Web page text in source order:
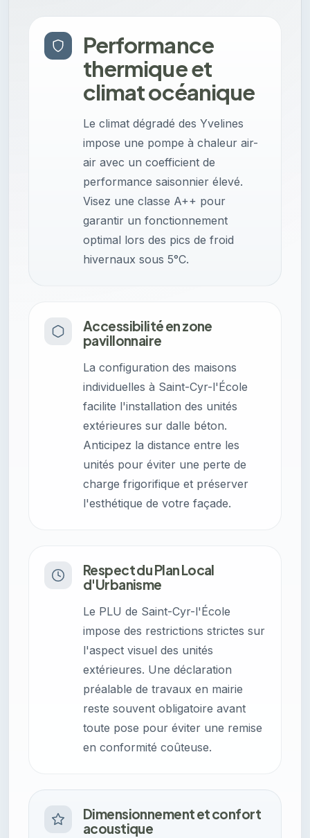
Performance
thermique et
climat océanique
Le climat dégradé des Yvelines
impose une pompe à chaleur air-
air avec un coefficient de
performance saisonnier élevé.
Visez une classe A++ pour
garantir un fonctionnement
optimal lors des pics de froid
hivernaux sous 5°C.
Accessibilité en zone
pavillonnaire
La configuration des maisons
individuelles à Saint-Cyr-l'École
facilite l'installation des unités
extérieures sur dalle béton.
Anticipez la distance entre les
unités pour éviter une perte de
charge frigorifique et préserver
l'esthétique de votre façade.
Respect du Plan Local
d'Urbanisme
Le PLU de Saint-Cyr-l'École
impose des restrictions strictes sur
l'aspect visuel des unités
extérieures. Une déclaration
préalable de travaux en mairie
reste souvent obligatoire avant
toute pose pour éviter une remise
en conformité coûteuse.
Dimensionnement et confort
acoustique